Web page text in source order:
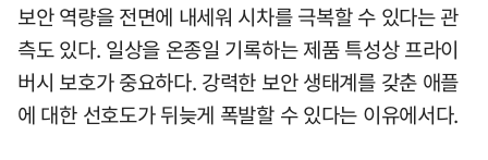
보안 역량을 전면에 내세워 시차를 극복할 수 있다는 관
측도 있다. 일상을 온종일 기록하는 제품 특성상 프라이
버시 보호가 중요하다. 강력한 보안 생태계를 갖춘 애플
에 대한 선호도가 뒤늦게 폭발할 수 있다는 이유에서다.